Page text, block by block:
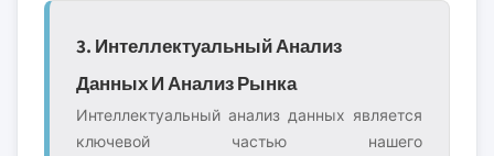
3. Интеллектуальный Анализ
Данных И Анализ Рынка
Интеллектуальный анализ данных является
ключевой частью нашего